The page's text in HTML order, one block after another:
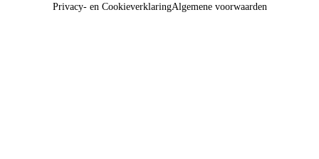
Privacy- en CookieverklaringAlgemene voorwaarden